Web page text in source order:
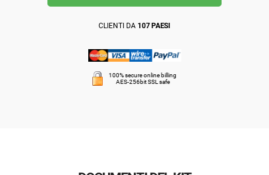
CLIENTI DA 107 PAESI
100% secure online billing
AES-256bit SSL safe